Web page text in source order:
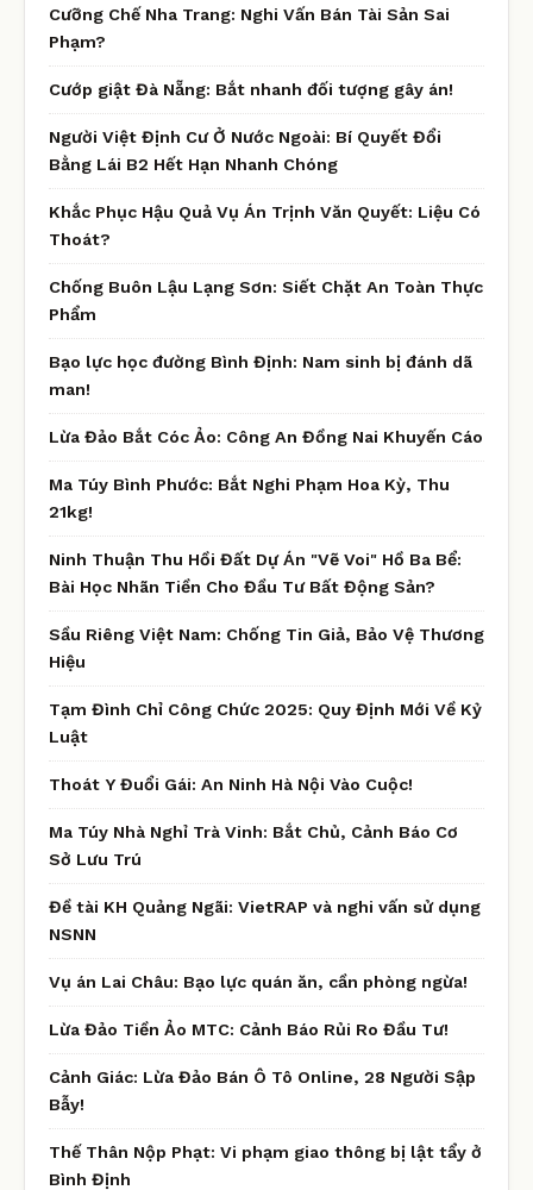
Cưỡng Chế Nha Trang: Nghi Vấn Bán Tài Sản Sai
Phạm?
Cướp giật Đà Nẵng: Bắt nhanh đối tượng gây án!
Người Việt Định Cư Ở Nước Ngoài: Bí Quyết Đổi
Bằng Lái B2 Hết Hạn Nhanh Chóng
Khắc Phục Hậu Quả Vụ Án Trịnh Văn Quyết: Liệu Có
Thoát?
Chống Buôn Lậu Lạng Sơn: Siết Chặt An Toàn Thực
Phẩm
Bạo lực học đường Bình Định: Nam sinh bị đánh dã
man!
Lừa Đảo Bắt Cóc Ảo: Công An Đồng Nai Khuyến Cáo
Ma Túy Bình Phước: Bắt Nghi Phạm Hoa Kỳ, Thu
21kg!
Ninh Thuận Thu Hồi Đất Dự Án "Vẽ Voi" Hồ Ba Bể:
Bài Học Nhãn Tiền Cho Đầu Tư Bất Động Sản?
Sầu Riêng Việt Nam: Chống Tin Giả, Bảo Vệ Thương
Hiệu
Tạm Đình Chỉ Công Chức 2025: Quy Định Mới Về Kỷ
Luật
Thoát Y Đuổi Gái: An Ninh Hà Nội Vào Cuộc!
Ma Túy Nhà Nghỉ Trà Vinh: Bắt Chủ, Cảnh Báo Cơ
Sở Lưu Trú
Đề tài KH Quảng Ngãi: VietRAP và nghi vấn sử dụng
NSNN
Vụ án Lai Châu: Bạo lực quán ăn, cần phòng ngừa!
Lừa Đảo Tiền Ảo MTC: Cảnh Báo Rủi Ro Đầu Tư!
Cảnh Giác: Lừa Đảo Bán Ô Tô Online, 28 Người Sập
Bẫy!
Thế Thân Nộp Phạt: Vi phạm giao thông bị lật tẩy ở
Bình Định